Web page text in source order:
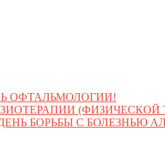
ОФТАЛЬМОЛОГИИ!
С БОЛЕЗНЬЮ